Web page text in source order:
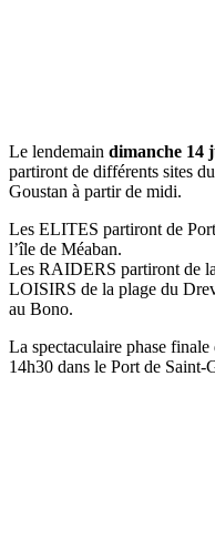
Le lendemain dimanche 14
partiront de différents sites
Goustan à partir de midi.
Les ELITES partiront de
l’île de Méaban.
Les RAIDERS partiront de
LOISIRS de la plage du
au Bono.
La spectaculaire phase finale
14h30 dans le Port de Saint-